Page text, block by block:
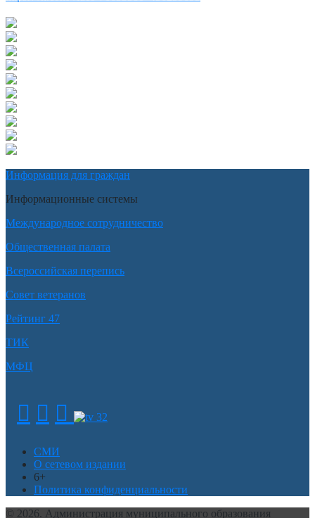
Информация для граждан
Информационные системы
Международное сотрудничество
Общественная палата
Всероссийская перепись
Совет ветеранов
Рейтинг 47
ТИК
МФЦ
СМИ
О сетевом издании
6+
Политика конфиденциальности
© 2026. Администрация муниципального образования